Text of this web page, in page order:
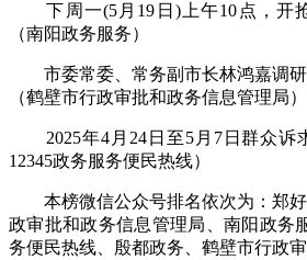
下周一(5月19日)上午10点，开抢
（南阳政务服务）
市委常委、常务副市长林鸿嘉调研
（鹤壁市行政审批和政务信息管理局）
2025年4月24日至5月7日群众诉
12345政务服务便民热线）
本榜微信公众号排名依次为：郑好
政审批和政务信息管理局、南阳政务
务便民热线、殷都政务、鹤壁市行政